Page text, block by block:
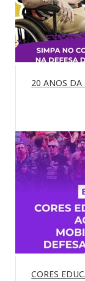
20 ANOS DA
CORES